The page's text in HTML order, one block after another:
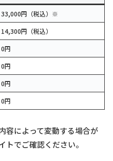
33,000円（税込）※
14,300円（税込）
0円
0円
0円
0円
容によって変動する場合が
トでご確認ください。